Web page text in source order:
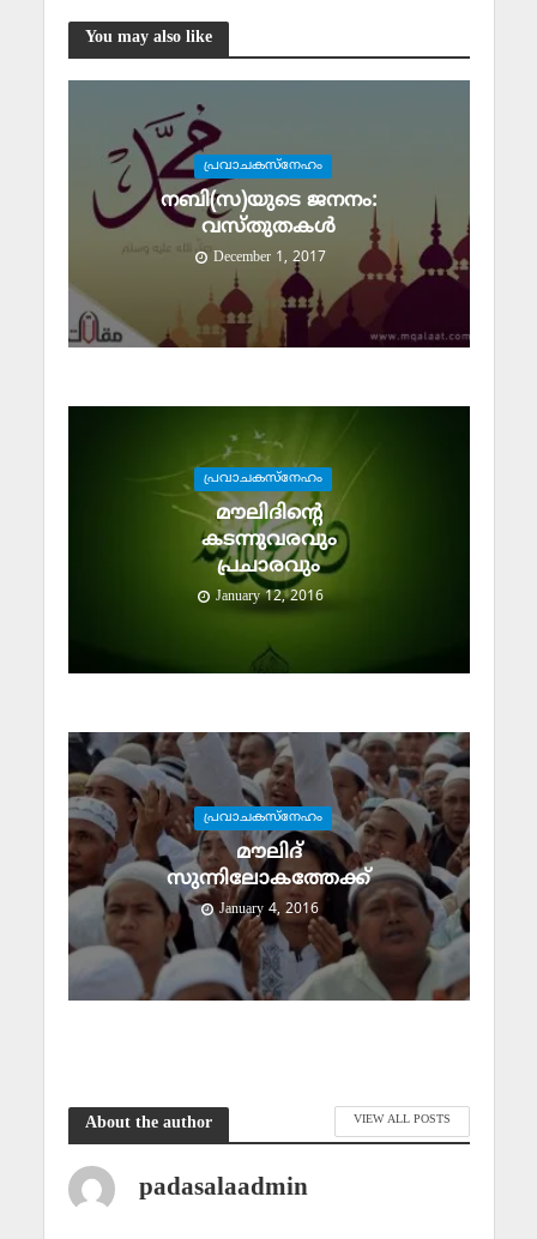
You may also like
പ്രവാചകസ്‌നേഹം
നബി(സ)യുടെ ജനനം:
വസ്തുതകള്‍
December 1, 2017
പ്രവാചകസ്‌നേഹം
മൗലിദിന്റെ
കടന്നുവരവും
പ്രചാരവും
January 12, 2016
പ്രവാചകസ്‌നേഹം
മൗലിദ്
സുന്നിലോകത്തേക്ക്
January 4, 2016
About the author VIEW ALL POSTS
padasalaadmin